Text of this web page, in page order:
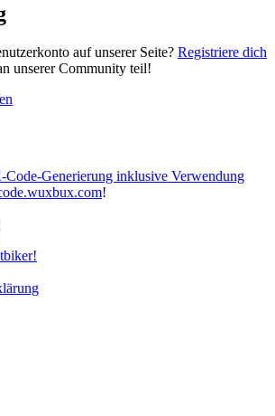
auf unserer Seite? Registriere dich
unserer Community teil!
Code-Generierung inklusive Verwendung
!